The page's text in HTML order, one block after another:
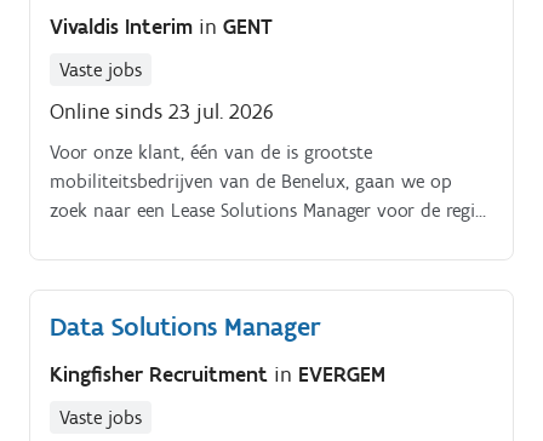
Vivaldis Interim in GENT
Vaste jobs
Online sinds 23 jul. 2026
Voor onze klant, één van de is grootste
mobiliteitsbedrijven van de Benelux, gaan we op
zoek naar een Lease Solutions Manager voor de regio
Lease Solutions Manager Proactief beheren en
uitbouwen van je eigen klantenportefeuille.
Data Solutions Manager
Kingfisher Recruitment in EVERGEM
Vaste jobs